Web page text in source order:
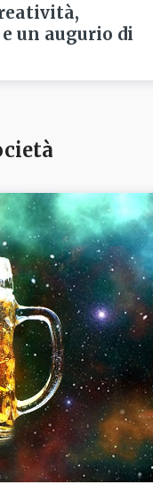
un augurio di